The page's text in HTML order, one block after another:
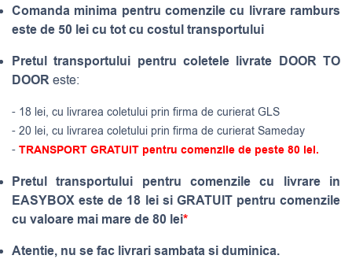
Comanda minima pentru comenzile cu livrare ramburs
este de 50 lei cu tot cu costul transportului
Pretul transportului pentru coletele livrate DOOR TO
DOOReste:
- 18 lei, cu livrarea coletului prin firma de curierat GLS
- 20 lei, cu livrarea coletului prin firma de curierat Sameday
- TRANSPORT GRATUIT pentru comenzile de peste 80 lei.
Pretul transportului pentru comenzile cu livrare in
EASYBOX este de 18 lei si GRATUIT pentru comenzile
cu valoare mai mare de 80 lei*
Atentie, nu se fac livrari sambata si duminica.